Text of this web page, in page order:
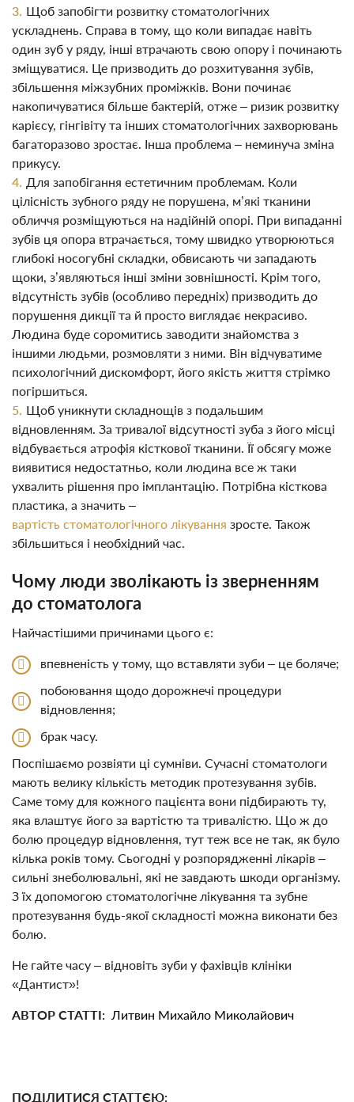
Щоб запобігти розвитку стоматологічних
ускладнень. Справа в тому, що коли випадає навіть
один зуб у ряду, інші втрачають свою опору і починають
зміщуватися. Це призводить до розхитування зубів,
збільшення міжзубних проміжків. Вони починає
накопичуватися більше бактерій, отже – ризик розвитку
карієсу, гінгівіту та інших стоматологічних захворювань
багаторазово зростає. Інша проблема – неминуча зміна
прикусу.
Для запобігання естетичним проблемам. Коли
цілісність зубного ряду не порушена, м’які тканини
обличчя розміщуються на надійній опорі. При випаданні
зубів ця опора втрачається, тому швидко утворюються
глибокі носогубні складки, обвисають чи западають
щоки, з’являються інші зміни зовнішності. Крім того,
відсутність зубів (особливо передніх) призводить до
порушення дикції та й просто виглядає некрасиво.
Людина буде соромитись заводити знайомства з
іншими людьми, розмовляти з ними. Він відчуватиме
психологічний дискомфорт, його якість життя стрімко
погіршиться.
Щоб уникнути складнощів з подальшим
відновленням. За тривалої відсутності зуба з його місці
відбувається атрофія кісткової тканини. Її обсягу може
виявитися недостатньо, коли людина все ж таки
ухвалить рішення про імплантацію. Потрібна кісткова
пластика, а значить –
вартість стоматологічного лікування зросте. Також
збільшиться і необхідний час.
Чому люди зволікають із зверненням
до стоматолога
Найчастішими причинами цього є:
впевненість у тому, що вставляти зуби – це боляче;
побоювання щодо дорожнечі процедури
відновлення;
брак часу.
Поспішаємо розвіяти ці сумніви. Сучасні стоматологи
мають велику кількість методик протезування зубів.
Саме тому для кожного пацієнта вони підбирають ту,
яка влаштує його за вартістю та тривалістю. Що ж до
болю процедур відновлення, тут теж все не так, як було
кілька років тому. Сьогодні у розпорядженні лікарів –
сильні знеболювальні, які не завдають шкоди організму.
З їх допомогою стоматологічне лікування та зубне
протезування будь-якої складності можна виконати без
болю.
Не гайте часу – відновіть зуби у фахівців клініки
«Дантист»!
АВТОР СТАТТІ: Литвин Михайло Миколайович
ПОДІЛИТИСЯ СТАТТЄЮ: